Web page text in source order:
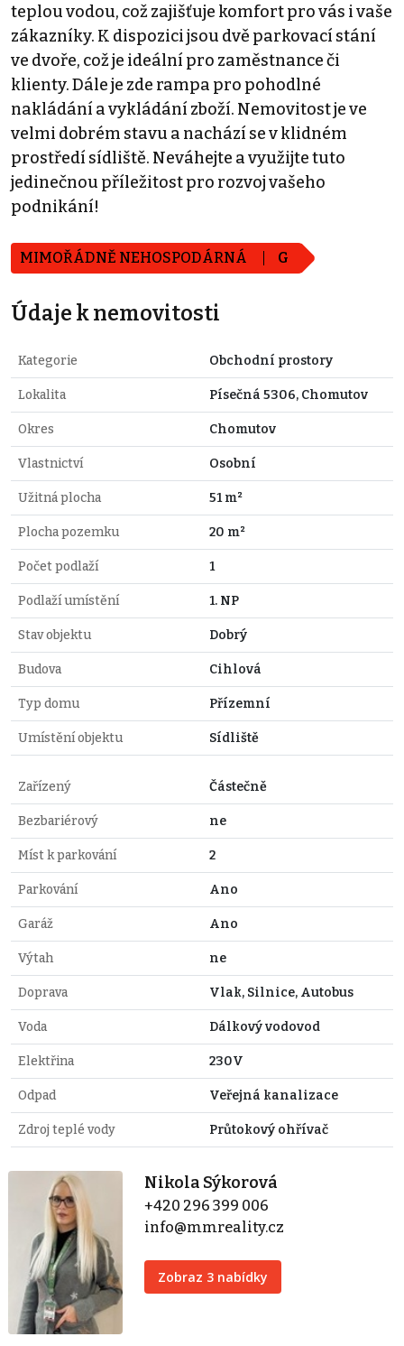
teplou vodou, což zajišťuje komfort pro vás i vaše
zákazníky. K dispozici jsou dvě parkovací stání
ve dvoře, což je ideální pro zaměstnance či
klienty. Dále je zde rampa pro pohodlné
nakládání a vykládání zboží. Nemovitost je ve
velmi dobrém stavu a nachází se v klidném
prostředí sídliště. Neváhejte a využijte tuto
jedinečnou příležitost pro rozvoj vašeho
podnikání!
MIMOŘÁDNĚ NEHOSPODÁRNÁ G
Údaje k nemovitosti
Kategorie Obchodní prostory
Lokalita Písečná 5306, Chomutov
Okres Chomutov
Vlastnictví Osobní
Užitná plocha 51 m²
Plocha pozemku 20 m²
Počet podlaží 1
Podlaží umístění 1. NP
Stav objektu Dobrý
Budova Cihlová
Typ domu Přízemní
Umístění objektu Sídliště
Zařízený Částečně
Bezbariérový ne
Míst k parkování 2
Parkování Ano
Garáž Ano
Výtah ne
Doprava Vlak, Silnice, Autobus
Voda Dálkový vodovod
Elektřina 230V
Odpad Veřejná kanalizace
Zdroj teplé vody Průtokový ohřívač
Nikola Sýkorová
+420 296 399 006
info@mmreality.cz
Zobraz 3 nabídky